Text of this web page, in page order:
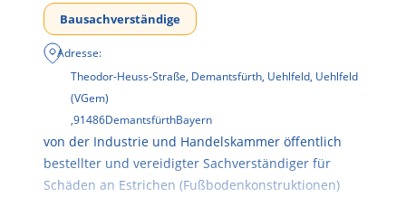
Bausachverständige
Adresse:
Theodor-Heuss-Straße, Demantsfürth, Uehlfeld, Uehlfeld
(VGem)
,91486DemantsfürthBayern
von der Industrie und Handelskammer öffentlich
bestellter und vereidigter Sachverständiger für
Schäden an Estrichen (Fußbodenkonstruktionen)